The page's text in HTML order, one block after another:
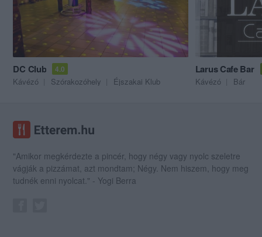
DC Club 4.0
Kávézó Szórakozóhely Éjszakai Klub
Larus Cafe Bar
Kávézó Bár
"Amikor megkérdezte a pincér, hogy négy vagy nyolc szeletre
vágják a pizzámat, azt mondtam; Négy. Nem hiszem, hogy meg
tudnék enni nyolcat." - Yogi Berra